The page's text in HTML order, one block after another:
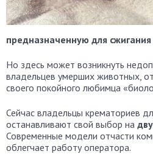
предназначенную для
Но здесь может возникнуть
владельцев умерших животных,
своего покойного любимца
Сейчас владельцы крематориев
останавливают свой выбор на
Современные модели отчасти
облегчает работу оператора.